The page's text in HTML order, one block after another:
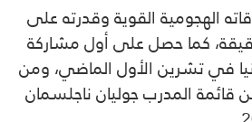
الهجومية القوية وقدرته على
كما حصل على أول مشاركة
في تشرين الأول الماضي، ومن
المدرب جوليان ناجلسمان